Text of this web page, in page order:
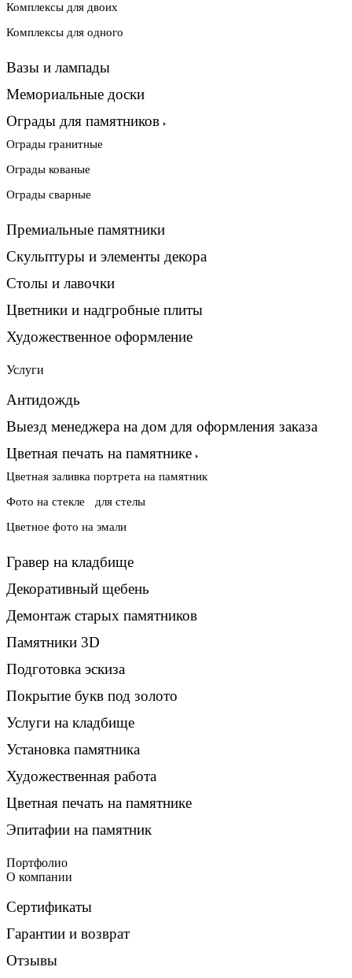
Комплексы для двоих
Комплексы для одного
Вазы и лампады
Мемориальные доски
Ограды для памятников
Ограды гранитные
Ограды кованые
Ограды сварные
Премиальные памятники
Скульптуры и элементы декора
Столы и лавочки
Цветники и надгробные плиты
Художественное оформление
Услуги
Антидождь
Выезд менеджера на дом для оформления заказа
Цветная печать на памятнике
Цветная заливка портрета на памятник
Фото на стекле для стелы
Цветное фото на эмали
Гравер на кладбище
Декоративный щебень
Демонтаж старых памятников
Памятники 3D
Подготовка эскиза
Покрытие букв под золото
Услуги на кладбище
Установка памятника
Художественная работа
Цветная печать на памятнике
Эпитафии на памятник
Портфолио
О компании
Сертификаты
Гарантии и возврат
Отзывы